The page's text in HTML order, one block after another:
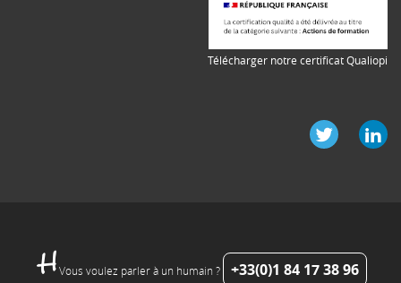
Télécharger notre certificat Qualiopi
Vous voulez parler à un humain ? +33(0)1 84 17 38 96